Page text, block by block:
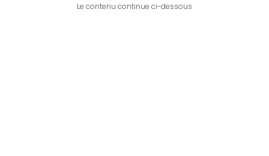
Le contenu continue ci-dessous